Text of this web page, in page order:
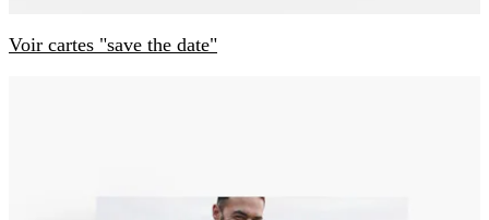
Voir cartes "save the date"